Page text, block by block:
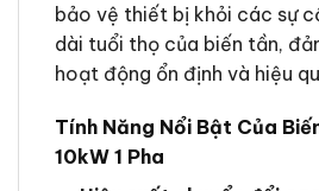
bảo vệ thiết bị khỏi các sự
dài tuổi thọ của biến tần,
hoạt động ổn định và hiệu
Tính Năng Nổi Bật Của
10kW 1 Pha